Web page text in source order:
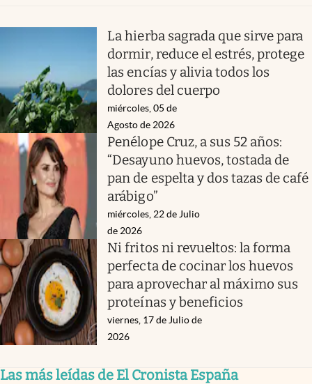
La hierba sagrada que sirve para
dormir, reduce el estrés, protege
las encías y alivia todos los
dolores del cuerpo
miércoles, 05 de
Agosto de 2026
Penélope Cruz, a sus 52 años:
“Desayuno huevos, tostada de
pan de espelta y dos tazas de café
arábigo”
miércoles, 22 de Julio
de 2026
Ni fritos ni revueltos: la forma
perfecta de cocinar los huevos
para aprovechar al máximo sus
proteínas y beneficios
viernes, 17 de Julio de
2026
Las más leídas de El Cronista España